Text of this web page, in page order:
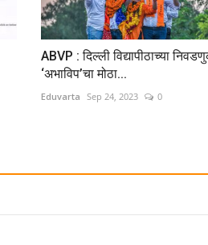
ABVP : दिल्ली विद्यापीठाच्या
‘अभाविप’चा मोठा...
Eduvarta Sep 24, 2023 0